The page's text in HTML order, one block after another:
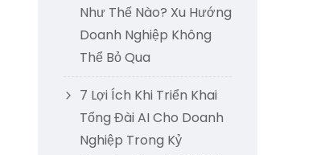
Như Thế Nào? Xu Hướng
Doanh Nghiệp Không
Thể Bỏ Qua
7 Lợi Ích Khi Triển Khai
Tổng Đài AI Cho Doanh
Nghiệp Trong Kỷ